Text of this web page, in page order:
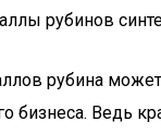
рубинов
рубина
бизнеса. Ведь